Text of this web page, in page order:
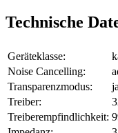
Technische
Geräteklasse:
Noise Cancelling:
Transparenzmodus:
ja
Treiber:
Treiberempfindlichkeit: